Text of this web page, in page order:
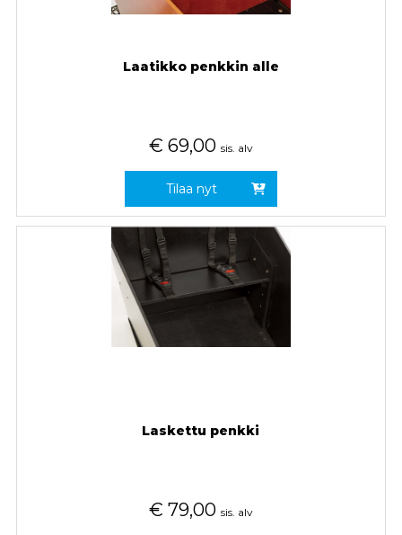
Laatikko penkkin alle
€ 69,00 sis. alv
Tilaa nyt
Laskettu penkki
€ 79,00 sis. alv